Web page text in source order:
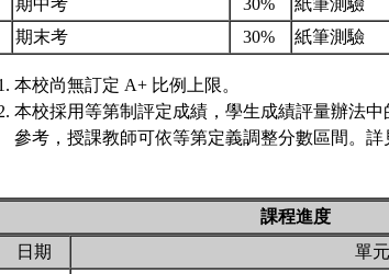
期中考 30%
紙筆測驗
期末考 30% 紙筆測驗
本校尚無訂定 A+ 比例上限。
本校採用等第制評定成績，學生成績評量辦法
參考，授課教師可依等第定義調整分數區間。詳
課程進度
日期
單